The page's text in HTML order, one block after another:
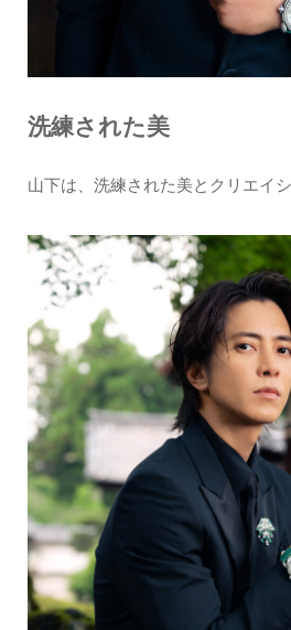
洗練された美
山下は、洗練された美とクリエイ